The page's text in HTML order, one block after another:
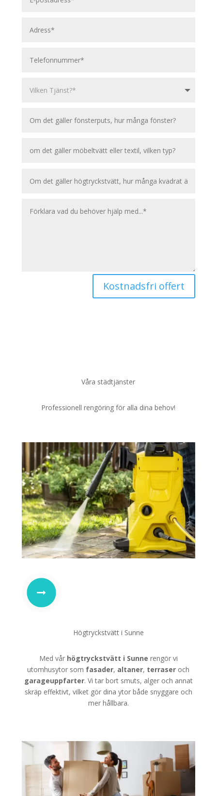
Kostnadsfri offert
Våra städtjänster
Professionell rengöring för alla dina behov!
Högtryckstvätt i Sunne
Med vår högtryckstvätt i Sunne rengör vi
utomhusytor som fasader, altaner, terraser och
garageuppfarter. Vi tar bort smuts, alger och annat
skräp effektivt, vilket gör dina ytor både snyggare och
mer hållbara.